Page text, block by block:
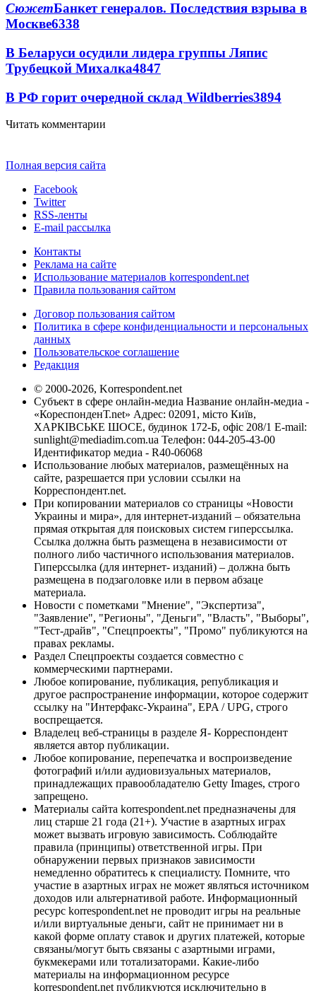
СюжетБанкет генералов. Последствия взрыва в
Москве6338
В Беларуси осудили лидера группы Ляпис
Трубецкой Михалка4847
В РФ горит очередной склад Wildberries3894
Читать комментарии
Полная версия сайта
Facebook
Twitter
RSS-ленты
E-mail рассылка
Контакты
Реклама на сайте
Использование материалов korrespondent.net
Правила пользования сайтом
Договор пользования сайтом
Политика в сфере конфиденциальности и персональных
данных
Пользовательское соглашение
Редакция
© 2000-2026, Korrespondent.net
Субъект в сфере онлайн-медиа Название онлайн-медиа -
«КореспонденТ.net» Адрес: 02091, місто Київ,
ХАРКІВСЬКЕ ШОСЕ, будинок 172-Б, офіс 208/1 E-mail:
sunlight@mediadim.com.ua Телефон: 044-205-43-00
Идентификатор медиа - R40-06068
Использование любых материалов, размещённых на
сайте, разрешается при условии ссылки на
Корреспондент.net.
При копировании материалов со страницы «Новости
Украины и мира», для интернет-изданий – обязательна
прямая открытая для поисковых систем гиперссылка.
Ссылка должна быть размещена в независимости от
полного либо частичного использования материалов.
Гиперссылка (для интернет- изданий) – должна быть
размещена в подзаголовке или в первом абзаце
материала.
Новости с пометками "Мнение", "Экспертиза",
"Заявление", "Регионы", "Деньги", "Власть", "Выборы",
"Тест-драйв", "Спецпроекты", "Промо" публикуются на
правах рекламы.
Раздел Спецпроекты создается совместно с
коммерческими партнерами.
Любое копирование, публикация, републикация и
другое распространение информации, которое содержит
ссылку на "Интерфакс-Украина", EPA / UPG, строго
воспрещается.
Владелец веб-страницы в разделе Я- Корреспондент
является автор публикации.
Любое копирование, перепечатка и воспроизведение
фотографий и/или аудиовизуальных материалов,
принадлежащих правообладателю Getty Images, строго
запрещено.
Материалы сайта korrespondent.net предназначены для
лиц старше 21 года (21+). Участие в азартных играх
может вызвать игровую зависимость. Соблюдайте
правила (принципы) ответственной игры. При
обнаружении первых признаков зависимости
немедленно обратитесь к специалисту. Помните, что
участие в азартных играх не может являться источником
доходов или альтернативой работе. Информационный
ресурс korrespondent.net не проводит игры на реальные
и/или виртуальные деньги, сайт не принимает ни в
какой форме оплату ставок и других платежей, которые
связаны/могут быть связаны с азартными играми,
букмекерами или тотализаторами. Какие-либо
материалы на информационном ресурсе
korrespondent.net публикуются исключительно в